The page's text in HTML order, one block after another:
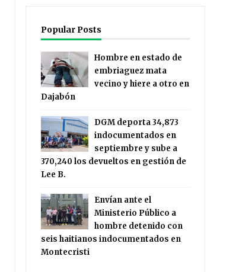
Popular Posts
Hombre en estado de
embriaguez mata
vecino y hiere a otro en
Dajabón
DGM deporta 34,873
indocumentados en
septiembre y sube a
370,240 los devueltos en gestión de
Lee B.
Envían ante el
Ministerio Público a
hombre detenido con
seis haitianos indocumentados en
Montecristi